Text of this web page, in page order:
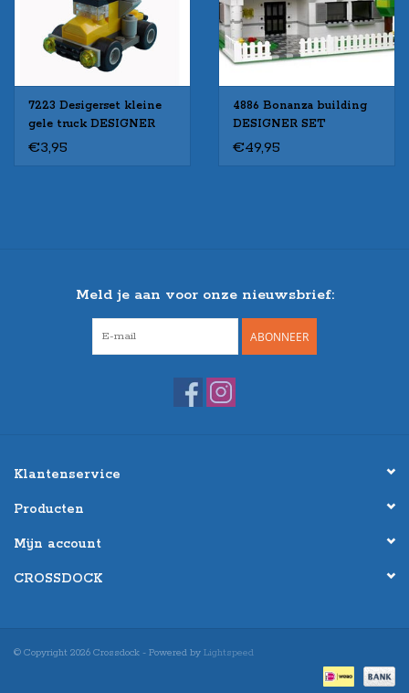
7223 Desigerset kleine
gele truck DESIGNER
SET
€3,95
4886 Bonanza building
DESIGNER SET
€49,95
Meld je aan voor onze nieuwsbrief:
ABONNEER
Klantenservice
Producten
Mijn account
CROSSDOCK
© Copyright 2026 Crossdock - Powered by Lightspeed